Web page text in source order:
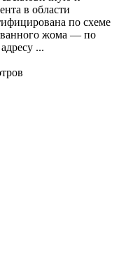
в области
по схеме
жома — по
...